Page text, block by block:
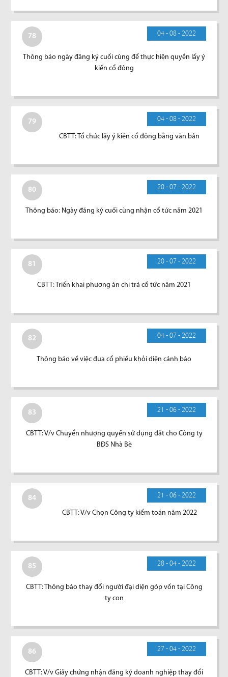
78 04 - 08 - 2022
Thông báo ngày đăng ký cuối cùng để thực hiện quyền lấy ý
kiến cổ đông
79 04 - 08 - 2022
CBTT: Tổ chức lấy ý kiến cổ đông bằng văn bản
80 20 - 07 - 2022
Thông báo: Ngày đăng ký cuối cùng nhận cổ tức năm 2021
81 20 - 07 - 2022
CBTT: Triển khai phương án chi trả cổ tức năm 2021
82 04 - 07 - 2022
Thông báo về việc đưa cổ phiếu khỏi diện cảnh báo
83 21 - 06 - 2022
CBTT: V/v Chuyển nhượng quyền sử dụng đất cho Công ty
BĐS Nhà Bè
84 21 - 06 - 2022
CBTT: V/v Chọn Công ty kiểm toán năm 2022
85 28 - 04 - 2022
CBTT: Thông báo thay đổi người đại diện góp vốn tại Công
ty con
86 27 - 04 - 2022
CBTT: V/v Giấy chứng nhận đăng ký doanh nghiệp thay đổi